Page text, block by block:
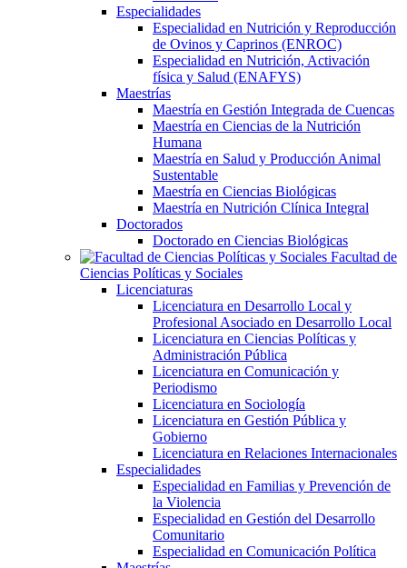
Especialidades
Especialidad en Nutrición y Reproducción
de Ovinos y Caprinos (ENROC)
Especialidad en Nutrición, Activación
física y Salud (ENAFYS)
Maestrías
Maestría en Gestión Integrada de Cuencas
Maestría en Ciencias de la Nutrición
Humana
Maestría en Salud y Producción Animal
Sustentable
Maestría en Ciencias Biológicas
Maestría en Nutrición Clínica Integral
Doctorados
Doctorado en Ciencias Biológicas
Facultad de
Ciencias Políticas y Sociales
Licenciaturas
Licenciatura en Desarrollo Local y
Profesional Asociado en Desarrollo Local
Licenciatura en Ciencias Políticas y
Administración Pública
Licenciatura en Comunicación y
Periodismo
Licenciatura en Sociología
Licenciatura en Gestión Pública y
Gobierno
Licenciatura en Relaciones Internacionales
Especialidades
Especialidad en Familias y Prevención de
la Violencia
Especialidad en Gestión del Desarrollo
Comunitario
Especialidad en Comunicación Política